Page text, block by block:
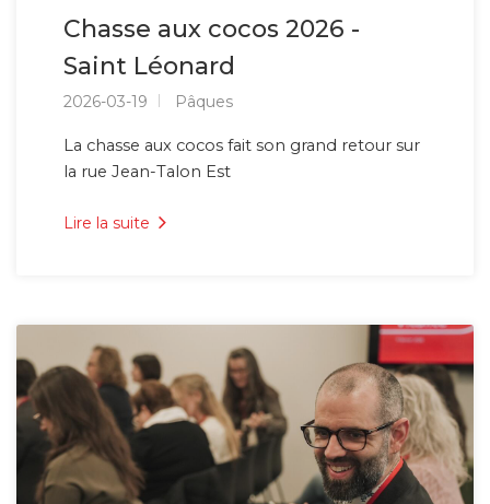
Chasse aux cocos 2026 -
Saint Léonard
2026-03-19 Pâques
La chasse aux cocos fait son grand retour sur
la rue Jean-Talon Est
Lire la suite